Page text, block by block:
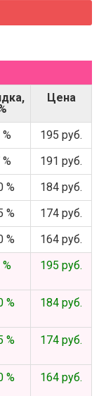
Цена
%
195 руб.
%
191 руб.
%
184 руб.
%
174 руб.
%
164 руб.
% 195 руб.
% 184 руб.
% 174 руб.
% 164 руб.